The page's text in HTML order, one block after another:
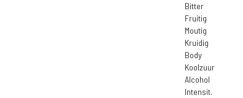
Bitter
Fruitig
Moutig
Kruidig
Body
Koolzuur
Alcohol
Intensit.